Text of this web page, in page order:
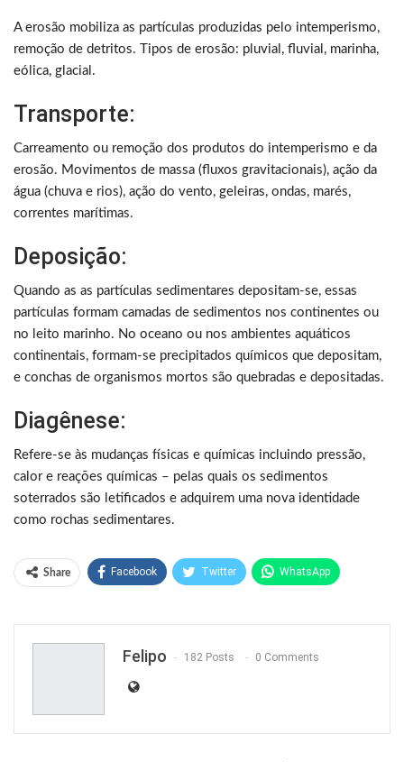
A erosão mobiliza as partículas produzidas pelo intemperismo,
remoção de detritos. Tipos de erosão: pluvial, fluvial, marinha,
eólica, glacial.
Transporte:
Carreamento ou remoção dos produtos do intemperismo e da
erosão. Movimentos de massa (fluxos gravitacionais), ação da
água (chuva e rios), ação do vento, geleiras, ondas, marés,
correntes marítimas.
Deposição:
Quando as as partículas sedimentares depositam-se, essas
partículas formam camadas de sedimentos nos continentes ou
no leito marinho. No oceano ou nos ambientes aquáticos
continentais, formam-se precipitados químicos que depositam,
e conchas de organismos mortos são quebradas e depositadas.
Diagênese:
Refere-se às mudanças físicas e químicas incluindo pressão,
calor e reações químicas – pelas quais os sedimentos
soterrados são letificados e adquirem uma nova identidade
como rochas sedimentares.
Share Facebook Twitter WhatsApp
Felipo 182 Posts 0 Comments